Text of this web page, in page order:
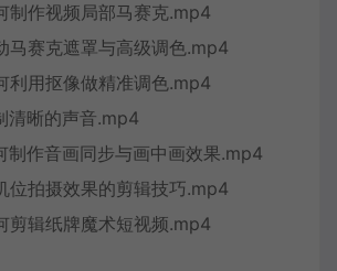
制作视频局部马赛克.mp4
马赛克遮罩与高级调色.mp4
利用抠像做精准调色.mp4
清晰的声音.mp4
制作音画同步与画中画效果.mp4
位拍摄效果的剪辑技巧.mp4
剪辑纸牌魔术短视频.mp4